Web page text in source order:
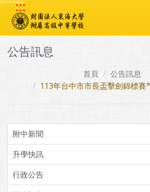
跳到主要內容區塊
:::
公告訊息
首頁
公告訊息
113年台中市市長盃擊劍錦標賽
附中新聞
升學快訊
行政公告